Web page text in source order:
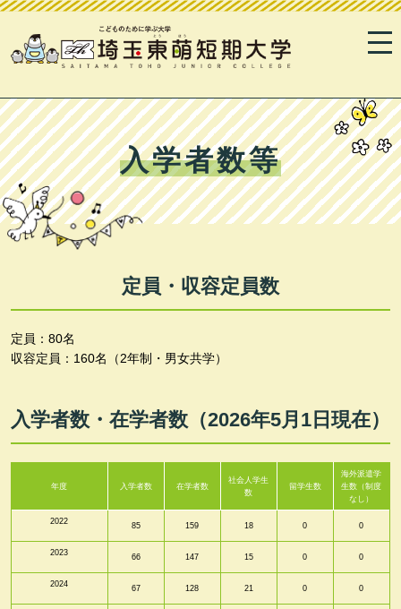
入学者数等
定員・収容定員数
定員：80名
収容定員：160名（2年制・男女共学）
入学者数・在学者数（2026年5月1日現在）
年度 入学者数 在学者数
社会人学生
数
留学生数
海外派遣学
生数（制度
なし）
2022 85 159 18 0 0
2023 66 147 15 0 0
2024 67 128 21 0 0